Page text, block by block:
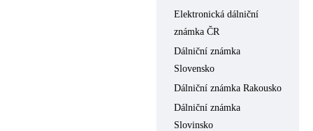
Elektronická dálniční
známka ČR
Dálniční známka
Slovensko
Dálniční známka Rakousko
Dálniční známka
Slovinsko